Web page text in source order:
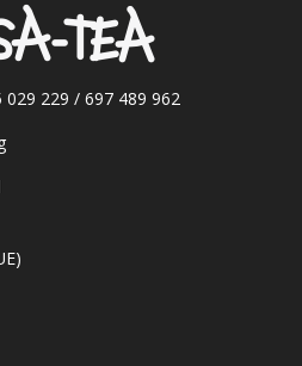
029 229 / 697 489 962